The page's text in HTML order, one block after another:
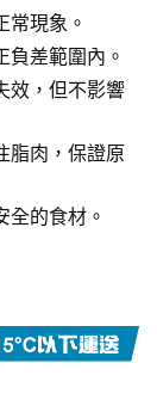
常現象。
負差範圍內。
效，但不影響
脂肉，保證原
全的食材。